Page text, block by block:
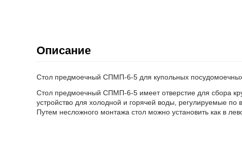
Описание
Стол предмоечный СПМП-6-5 для купольных
Стол предмоечный СПМП-6-5 имеет отверстие для сбора
устройство для холодной и горячей воды, регулируемые
Путем несложного монтажа стол можно установить как в